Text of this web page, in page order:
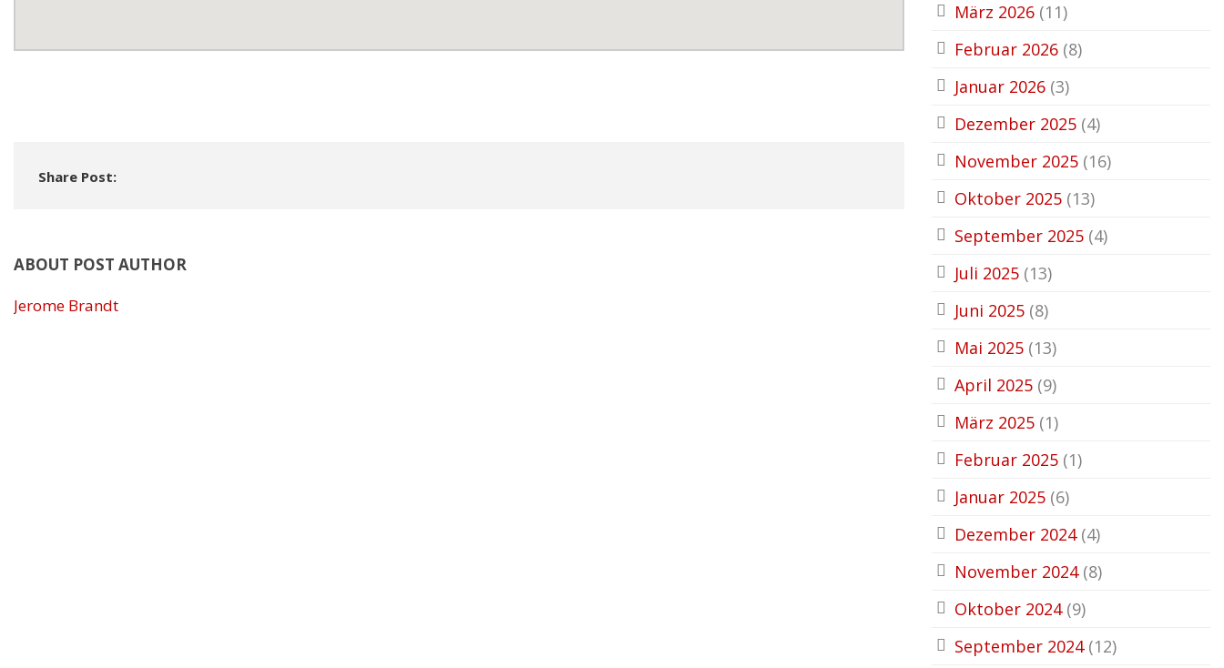
Share Post:
ABOUT POST AUTHOR
Jerome Brandt
März 2026 (11)
Februar 2026 (8)
Januar 2026 (3)
Dezember 2025 (4)
November 2025 (16)
Oktober 2025 (13)
September 2025 (4)
Juli 2025 (13)
Juni 2025 (8)
Mai 2025 (13)
April 2025 (9)
März 2025 (1)
Februar 2025 (1)
Januar 2025 (6)
Dezember 2024(4)
November 2024(8)
Oktober 2024(9)
September 2024(12)